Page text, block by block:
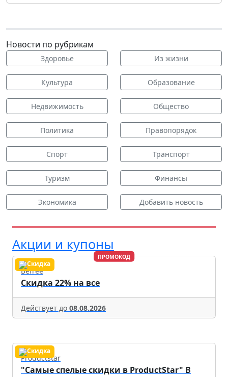
Новости по рубрикам
Здоровье Из жизни
Культура Образование
Недвижимость Общество
Политика Правопорядок
Спорт Транспорт
Туризм Финансы
Экономика Добавить новость
Акции и купоны
ПРОМОКОД
Befree
Скидка 22% на все
Действует до 08.08.2026
Productstar
"Самые спелые скидки в ProductStar" В